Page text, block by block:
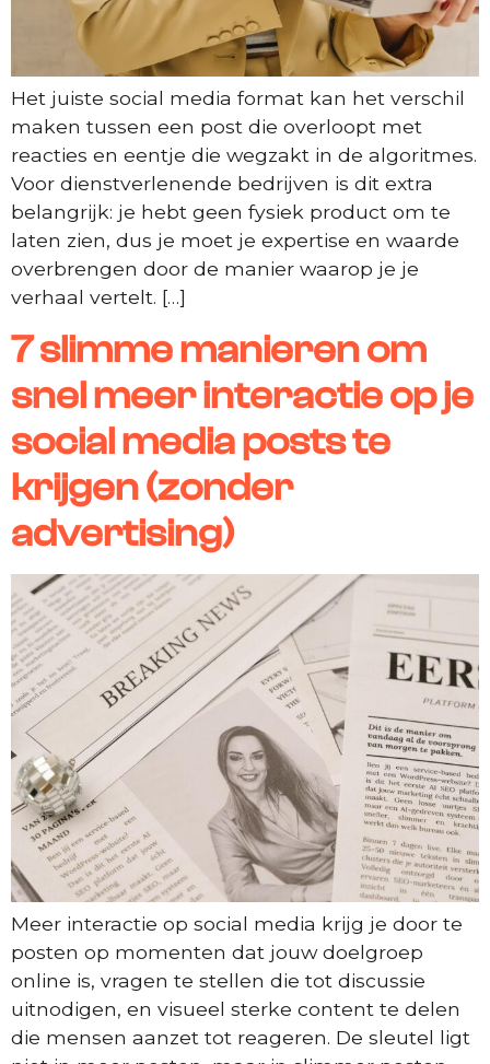
Het juiste social media format kan het verschil
maken tussen een post die overloopt met
reacties en eentje die wegzakt in de algoritmes.
Voor dienstverlenende bedrijven is dit extra
belangrijk: je hebt geen fysiek product om te
laten zien, dus je moet je expertise en waarde
overbrengen door de manier waarop je je
verhaal vertelt. […]
7 slimme manieren om
snel meer interactie op je
social media posts te
krijgen (zonder
advertising)
Meer interactie op social media krijg je door te
posten op momenten dat jouw doelgroep
online is, vragen te stellen die tot discussie
uitnodigen, en visueel sterke content te delen
die mensen aanzet tot reageren. De sleutel ligt